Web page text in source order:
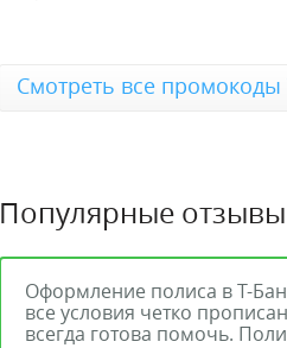
Смотреть все промокоды
Популярные отзывы
Оформление полиса в Т-
все условия четко
всегда готова помочь.